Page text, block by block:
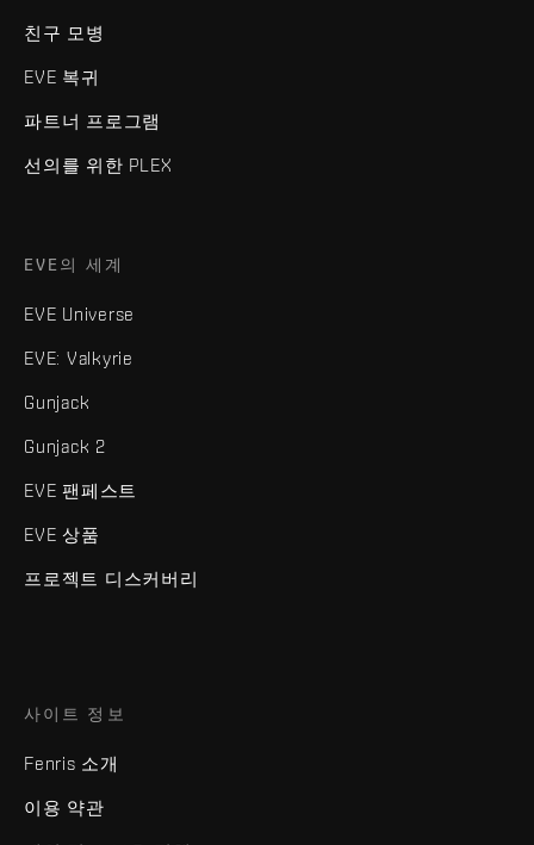
친구 모병
EVE 복귀
파트너 프로그램
선의를 위한 PLEX
EVE의 세계
EVE Universe
EVE: Valkyrie
Gunjack
Gunjack 2
EVE 팬페스트
EVE 상품
프로젝트 디스커버리
사이트 정보
Fenris 소개
이용 약관